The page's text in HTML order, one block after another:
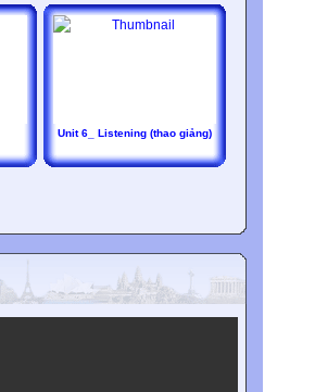
Unit 6_ Listening (thao giảng)